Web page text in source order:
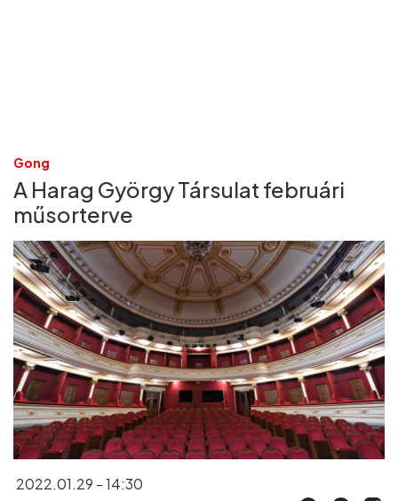
Gong
A Harag György Társulat februári
műsorterve
2022.01.29 - 14:30